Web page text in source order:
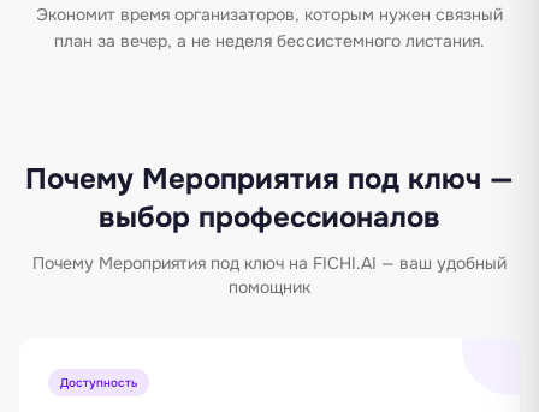
Экономит время организаторов, которым нужен связный
план за вечер, а не неделя бессистемного листания.
Почему Мероприятия под ключ —
выбор профессионалов
Почему Мероприятия под ключ на FICHI.AI — ваш удобный
помощник
Доступность